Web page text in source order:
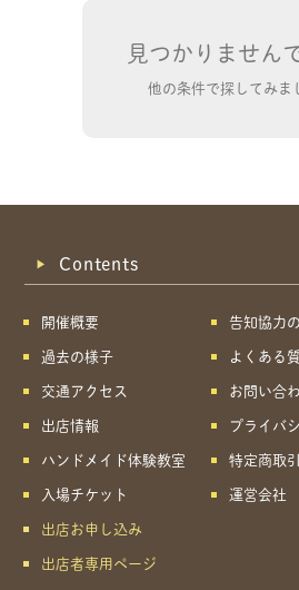
見つかりません
他の条件で探してみま
Contents
開催概要
過去の様子
交通アクセス
出店情報
ハンドメイド体験教室
入場チケット
出店お申し込み
出店者専用ページ
告知協力
よくある
お問い合
プライバ
特定商取
運営会社